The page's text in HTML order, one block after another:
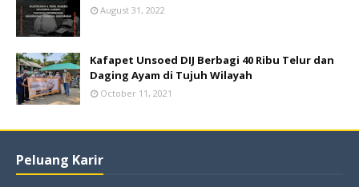
August 31, 2022
Kafapet Unsoed DIJ Berbagi 40 Ribu Telur dan
Daging Ayam di Tujuh Wilayah
October 11, 2021
Peluang Karir